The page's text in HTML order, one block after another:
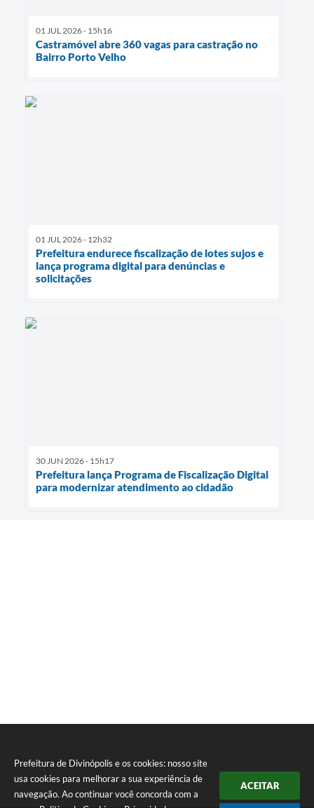
Prefeitura de Divinópolis e os cookies: nosso site
usa cookies para melhorar a sua experiência de
navegação. Ao continuar você concorda com a
ACEITAR
01 JUL 2026 - 15h16
Castramóvel abre 360 vagas para castração no
Bairro Porto Velho
01 JUL 2026 - 12h32
Prefeitura endurece fiscalização de lotes sujos e
lança programa digital para denúncias e
solicitações
30 JUN 2026 - 15h17
Prefeitura lança Programa de Fiscalização Digital
para modernizar atendimento ao cidadão